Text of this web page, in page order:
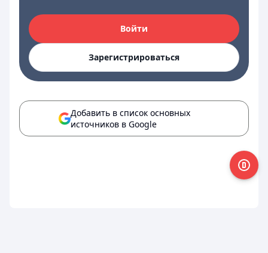
Войти
Зарегистрироваться
Добавить в список основных
источников в Google